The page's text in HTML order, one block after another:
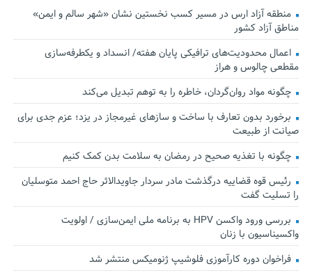
منطقه آزاد ارس در مسیر کسب نخستین نشان «شهر سالم و ایمن»
مناطق آزاد کشور
اعمال محدودیت‌های ترافیکی پایان هفته/ انسداد و یکطرفه‌سازی
مقطعی چالوس و هراز
چگونه مواد روان‌گردان، خاطره را به توهم تبدیل می‌کند
برخورد بدون تعارف با ساخت‌ و سازهای غیرمجاز در یزد؛ عزم جدی برای
صیانت از طبیعت
چگونه با تغذیه صحیح در رمضان به سلامت بدن کمک کنیم
رئیس قوه قضاییه درگذشت مادر سردار جاویدالاثر حاج احمد متوسلیان
را تسلیت گفت
بررسی ورود واکسن HPV به برنامه ملی ایمن‌سازی / اولویت
واکسیناسیون با زنان
فراخوان دوره کارآموزی فلوشیپ ژنومیکس منتشر شد